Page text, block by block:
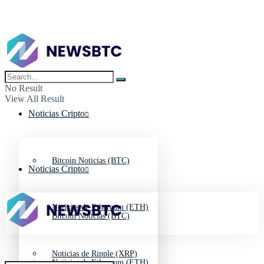
No Result
View All Result
Noticias Cripto
Bitcoin Noticias (BTC)
Noticias de Ethereum (ETH)
Noticias de Ripple (XRP)
Noticias Cripto
Bitcoin Noticias (BTC)